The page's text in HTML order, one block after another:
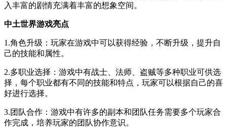
入丰富的剧情充满着丰富的想象空间。
中土世界游戏亮点
1.角色升级：玩家在游戏中可以获得经验，不断升级，提升自
己的技能和属性。
2.多职业选择：游戏中有战士、法师、盗贼等多种职业可供选
择，每个职业都有不同的技能和特点，玩家可以根据自己的喜
好进行选择。
3.团队合作：游戏中有许多的副本和团队任务需要多个玩家合
作完成，培养玩家的团队协作意识。